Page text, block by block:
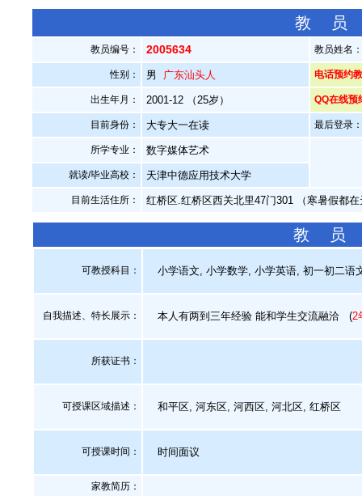
教
教员编号： 2005634 教员姓名
性别： 男 广东汕头人 电话预约
出生年月： 2001-12 （25岁） QQ在线预
目前身份： 大专大一在读 最后登录
所学专业： 数字媒体艺术
就读/毕业高校： 天津中德应用技术大学
目前生活住所： 红桥区.红桥区西关北里47门301 （寒暑假都在
教 员
可教授科目： 小学语文, 小学数学, 小学英语, 初一初二语
自我描述、特长展示 ： 本人有两到三年经验 能和学生交流融洽 (2
所获证书 ：
可授课区域描述： 和平区, 河东区, 河西区, 河北区, 红桥区
可授课时间： 时间面议
家教简历：